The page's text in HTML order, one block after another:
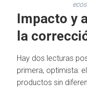
Impacto y
la
Hay dos lecturas
primera, optimista:
productos sin